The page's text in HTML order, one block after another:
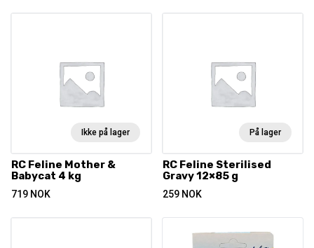
Ikke på lager
RC Feline Mother &
Babycat 4 kg
719 NOK
På lager
RC Feline Sterilised
Gravy 12×85 g
259 NOK